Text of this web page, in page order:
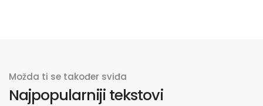
Možda ti se također sviđa
Najpopularniji tekstovi